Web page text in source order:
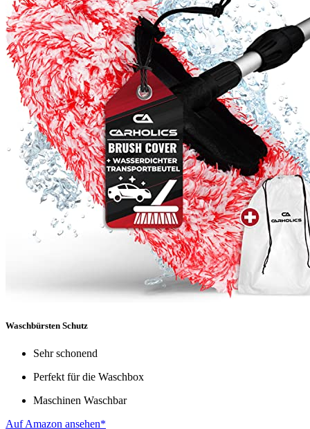
Waschbürsten Schutz
Sehr schonend
Perfekt für die Waschbox
Maschinen Waschbar
Auf Amazon ansehen*